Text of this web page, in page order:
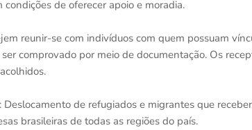
de oferecer apoio e moradia.
reunir-se com indivíduos com quem possuam
comprovado por meio de documentação. Os
de refugiados e migrantes que
brasileiras de todas as regiões do país.